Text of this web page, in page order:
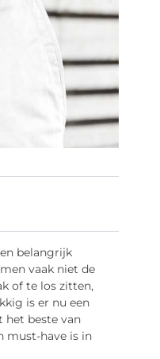
belangrijk
vaak niet de
of te los zitten,
is er nu een
het beste van
must-have is in